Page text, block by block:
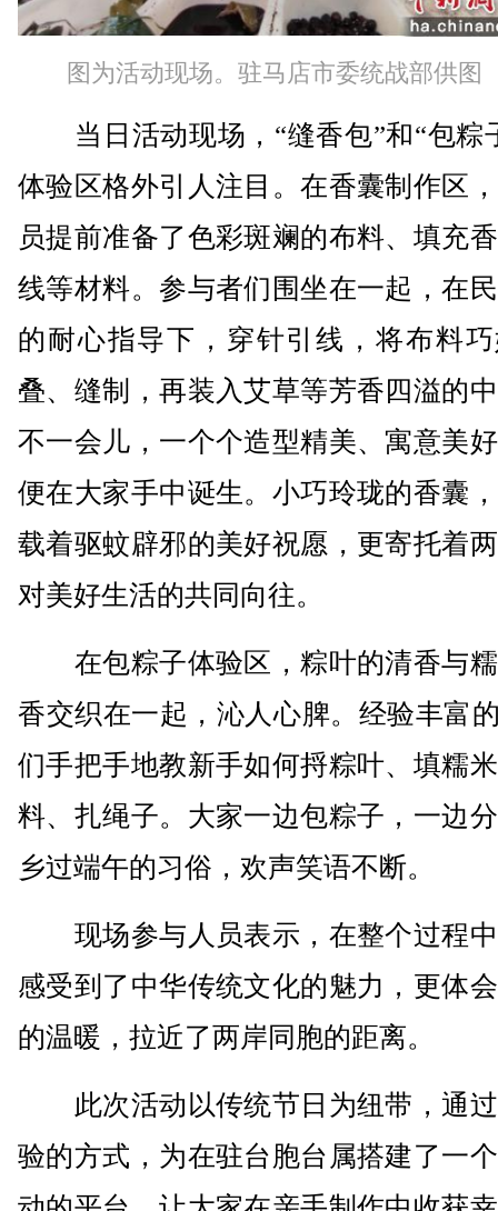
图为活动现场。驻马店市委统战部供图
当日活动现场，“缝香包”和“包粽
体验区格外引人注目。在香囊制作区
员提前准备了色彩斑斓的布料、填充
线等材料。参与者们围坐在一起，在
的耐心指导下，穿针引线，将布料
叠、缝制，再装入艾草等芳香四溢的
不一会儿，一个个造型精美、寓意美
便在大家手中诞生。小巧玲珑的香囊
载着驱蚊辟邪的美好祝愿，更寄托着
对美好生活的共同向往。
在包粽子体验区，粽叶的清香与
香交织在一起，沁人心脾。经验丰富
们手把手地教新手如何捋粽叶、填糯
料、扎绳子。大家一边包粽子，一边
乡过端午的习俗，欢声笑语不断。
现场参与人员表示，在整个过程
感受到了中华传统文化的魅力，更体
的温暖，拉近了两岸同胞的距离。
此次活动以传统节日为纽带，通
验的方式，为在驻台胞台属搭建了一